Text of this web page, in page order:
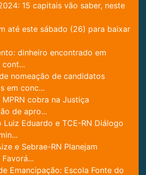
15 capitais vão saber, neste
até este sábado (26) para baixar
dinheiro encontrado em
nomeação de candidatos
em conc...
MPRN cobra na Justiça
de apro...
Luiz Eduardo e TCE-RN Diálogo
e Sebrae-RN Planejam
Emancipação: Escola Fonte do